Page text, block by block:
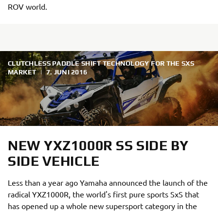
ROV world.
CLUTCHLESS PADDLE SHIFT TECHNOLOGY FOR THE SXS
MARKET | 7. JUNI 2016
NEW YXZ1000R SS SIDE BY
SIDE VEHICLE
Less than a year ago Yamaha announced the launch of the
radical YXZ1000R, the world's first pure sports SxS that
has opened up a whole new supersport category in the